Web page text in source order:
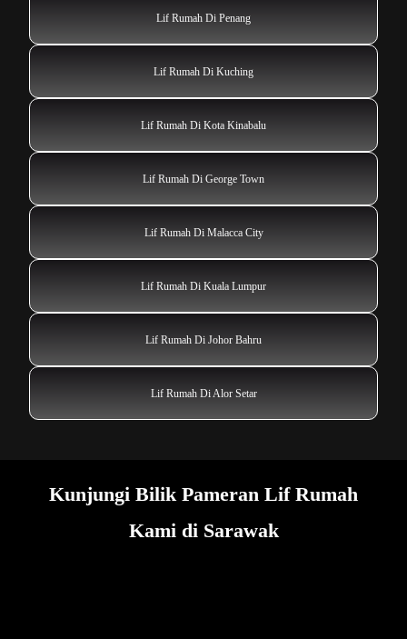
Lif Rumah Di Penang
Lif Rumah Di Kuching
Lif Rumah Di Kota Kinabalu
Lif Rumah Di George Town
Lif Rumah Di Malacca City
Lif Rumah Di Kuala Lumpur
Lif Rumah Di Johor Bahru
Lif Rumah Di Alor Setar
Kunjungi Bilik Pameran Lif Rumah
Kami di Sarawak